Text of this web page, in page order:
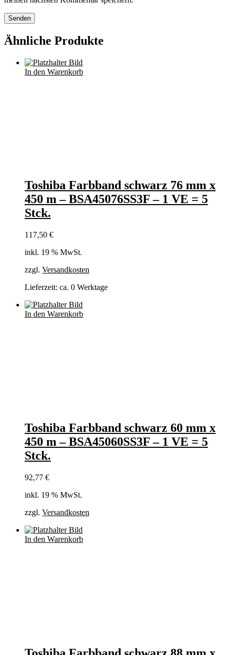
Ähnliche Produkte
In den Warenkorb
Toshiba Farbband schwarz 76 mm x
450 m – BSA45076SS3F – 1 VE = 5
Stck.
117,50 €
inkl. 19 % MwSt.
zzgl. Versandkosten
Lieferzeit: ca. 0 Werktage
In den Warenkorb
Toshiba Farbband schwarz 60 mm x
450 m – BSA45060SS3F – 1 VE = 5
Stck.
92,77 €
inkl. 19 % MwSt.
zzgl. Versandkosten
In den Warenkorb